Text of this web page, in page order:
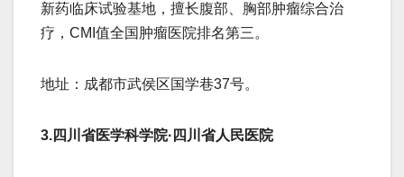
新药临床试验基地，擅长腹部、胸部肿瘤综合治
疗，CMI值全国肿瘤医院排名第三。
​​地址​​：成都市武侯区国学巷37号。
3.​​四川省医学科学院·四川省人民医院​​